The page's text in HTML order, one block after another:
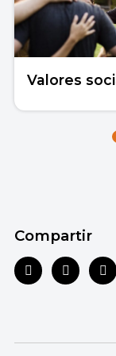
Valores
Compartir